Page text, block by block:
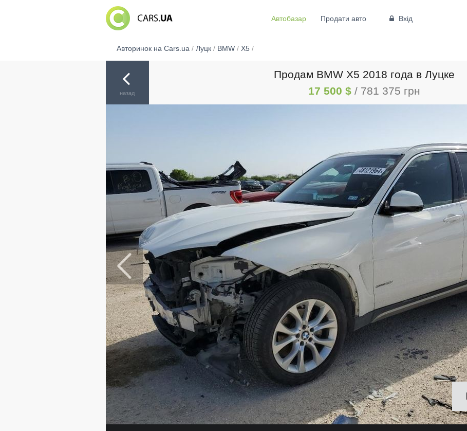
Автобазар Продати авто Вхід
Авторинок на Cars.ua / Луцк/ BMW/ X5/
назад
Продам BMW X5 2018 года в Луцке
17 500 $ / 781 375 грн